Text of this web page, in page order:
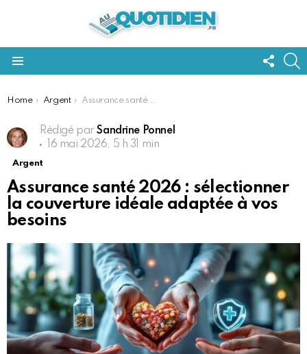
US
You are here:
Home Argent Assurance santé 2026 : sélectionner la couverture idéale adaptée à vos besoins
Rédigé par Sandrine Ponnel
16 mai 2026, 5 h 31 min
Argent
Assurance santé 2026 : sélectionner
la couverture idéale adaptée à vos
besoins